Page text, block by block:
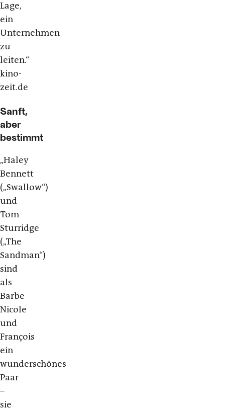
Lage,
ein
Unternehmen
zu
leiten.“
kino-
zeit.de
Sanft,
aber
bestimmt
„Haley
Bennett
(„Swallow“)
und
Tom
Sturridge
(„The
Sandman“)
sind
als
Barbe
Nicole
und
François
ein
wunderschönes
Paar
–
sie